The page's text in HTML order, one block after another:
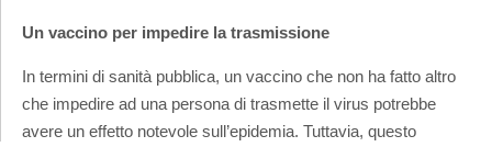
Un vaccino per impedire la trasmissione
In termini di sanità pubblica, un vaccino che non ha fatto altro
che impedire ad una persona di trasmette il virus potrebbe
avere un effetto notevole sull’epidemia. Tuttavia, questo